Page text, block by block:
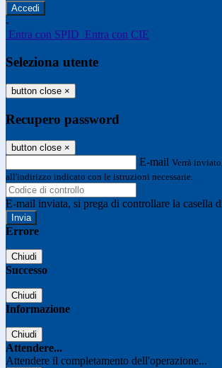
-
Entra con SPID Entra con CIE
Seleziona utente
button close ×
Recupero password
button close ×
E-mail Verrà
all'indirizzo indicato con le istruzioni necessarie.
E-mail inviata, si prega di controllare la casella
Errore
Chiudi
Successo
Chiudi
Informazione
Chiudi
Attendere...
Attendere il completamento dell'operazione...